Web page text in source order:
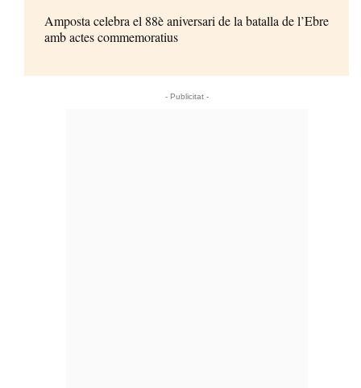
Amposta celebra el 88è aniversari de la batalla de l’Ebre
amb actes commemoratius
- Publicitat -